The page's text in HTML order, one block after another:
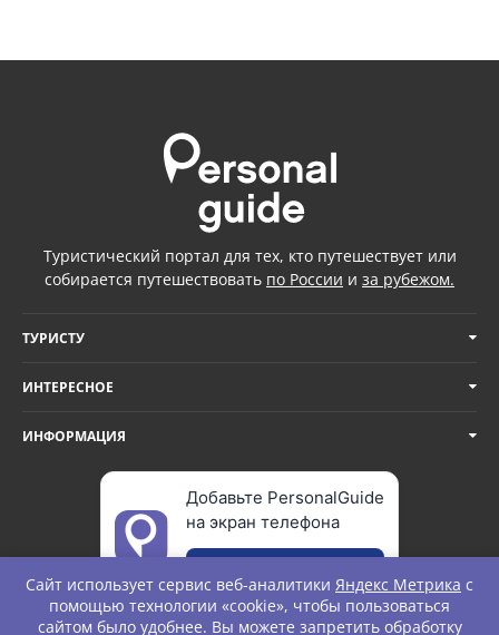
Туристический портал для тех, кто путешествует или
собирается путешествовать по России и за рубежом.
ТУРИСТУ
ИНТЕРЕСНОЕ
ИНФОРМАЦИЯ
Добавьте PersonalGuide
на экран телефона
Сайт использует сервис веб-аналитики Яндекс Метрика с
помощью технологии «cookie», чтобы пользоваться
сайтом было удобнее. Вы можете запретить обработку